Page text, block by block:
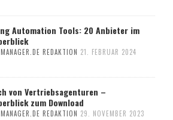
Automation Tools: 20 Anbieter im
REDAKTION 21. FEBRUAR 2024
von Vertriebsagenturen –
zum Download
REDAKTION 29. NOVEMBER 2023